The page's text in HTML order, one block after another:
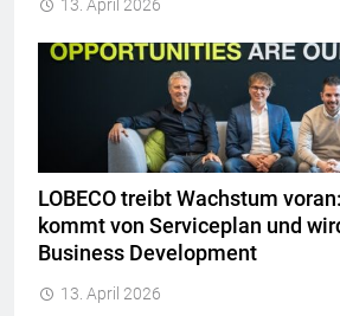
13. April 2026
LOBECO treibt Wachstum
kommt von Serviceplan und
Business Development
13. April 2026